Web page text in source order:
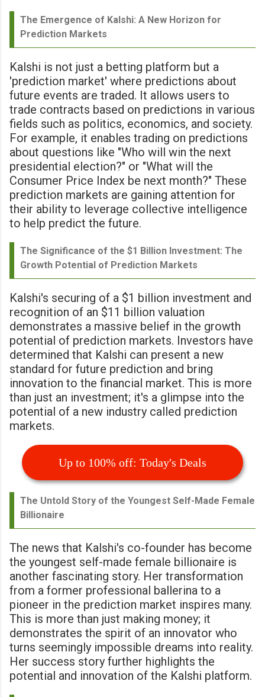
The Emergence of Kalshi: A New Horizon for
Prediction Markets
Kalshi is not just a betting platform but a
'prediction market' where predictions about
future events are traded. It allows users to
trade contracts based on predictions in various
fields such as politics, economics, and society.
For example, it enables trading on predictions
about questions like "Who will win the next
presidential election?" or "What will the
Consumer Price Index be next month?" These
prediction markets are gaining attention for
their ability to leverage collective intelligence
to help predict the future.
The Significance of the $1 Billion Investment: The
Growth Potential of Prediction Markets
Kalshi's securing of a $1 billion investment and
recognition of an $11 billion valuation
demonstrates a massive belief in the growth
potential of prediction markets. Investors have
determined that Kalshi can present a new
standard for future prediction and bring
innovation to the financial market. This is more
than just an investment; it's a glimpse into the
potential of a new industry called prediction
markets.
Up to 100% off: Today's Deals
The Untold Story of the Youngest Self-Made Female
Billionaire
The news that Kalshi's co-founder has become
the youngest self-made female billionaire is
another fascinating story. Her transformation
from a former professional ballerina to a
pioneer in the prediction market inspires many.
This is more than just making money; it
demonstrates the spirit of an innovator who
turns seemingly impossible dreams into reality.
Her success story further highlights the
potential and innovation of the Kalshi platform.